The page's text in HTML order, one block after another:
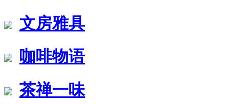
文房雅具
咖啡物语
茶禅一味